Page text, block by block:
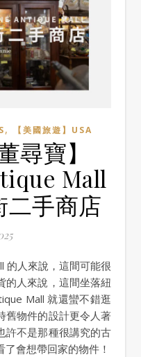
, 【美國旅遊】USA
尋寶】
Mall
二手商店
的人來說，這間坐落紐
Mall 就還蠻不錯逛
舊物件的設計更令人著
許不是那種很講究的古
會想帶回家的物件！